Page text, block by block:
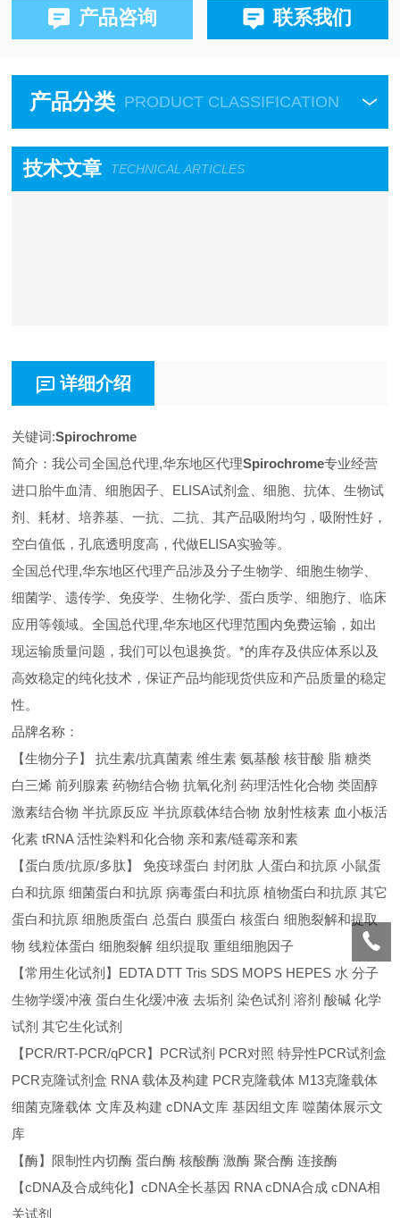
产品咨询 联系我们
产品分类 PRODUCT CLASSIFICATION
技术文章 TECHNICAL ARTICLES
详细介绍
关键词:Spirochrome
简介：我公司全国总代理,华东地区代理Spirochrome专业经营
进口胎牛血清、细胞因子、ELISA试剂盒、细胞、抗体、生物试
剂、耗材、培养基、一抗、二抗、其产品吸附均匀，吸附性好，
空白值低，孔底透明度高，代做ELISA实验等。
全国总代理,华东地区代理产品涉及分子生物学、细胞生物学、
细菌学、遗传学、免疫学、生物化学、蛋白质学、细胞疗、临床
应用等领域。全国总代理,华东地区代理范围内免费运输，如出
现运输质量问题，我们可以包退换货。*的库存及供应体系以及
高效稳定的纯化技术，保证产品均能现货供应和产品质量的稳定
性。
品牌名称：
【生物分子】 抗生素/抗真菌素 维生素 氨基酸 核苷酸 脂 糖类
白三烯 前列腺素 药物结合物 抗氧化剂 药理活性化合物 类固醇
激素结合物 半抗原反应 半抗原载体结合物 放射性核素 血小板活
化素 tRNA 活性染料和化合物 亲和素/链霉亲和素
【蛋白质/抗原/多肽】 免疫球蛋白 封闭肽 人蛋白和抗原 小鼠蛋
白和抗原 细菌蛋白和抗原 病毒蛋白和抗原 植物蛋白和抗原 其它
蛋白和抗原 细胞质蛋白 总蛋白 膜蛋白 核蛋白 细胞裂解和提取
物 线粒体蛋白 细胞裂解 组织提取 重组细胞因子
【常用生化试剂】EDTA DTT Tris SDS MOPS HEPES 水 分子
生物学缓冲液 蛋白生化缓冲液 去垢剂 染色试剂 溶剂 酸碱 化学
试剂 其它生化试剂
【PCR/RT-PCR/qPCR】PCR试剂 PCR对照 特异性PCR试剂盒
PCR克隆试剂盒 RNA 载体及构建 PCR克隆载体 M13克隆载体
细菌克隆载体 文库及构建 cDNA文库 基因组文库 噬菌体展示文
库
【酶】限制性内切酶 蛋白酶 核酸酶 激酶 聚合酶 连接酶
【cDNA及合成纯化】cDNA全长基因 RNA cDNA合成 cDNA相
关试剂